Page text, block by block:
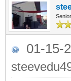
01-15-